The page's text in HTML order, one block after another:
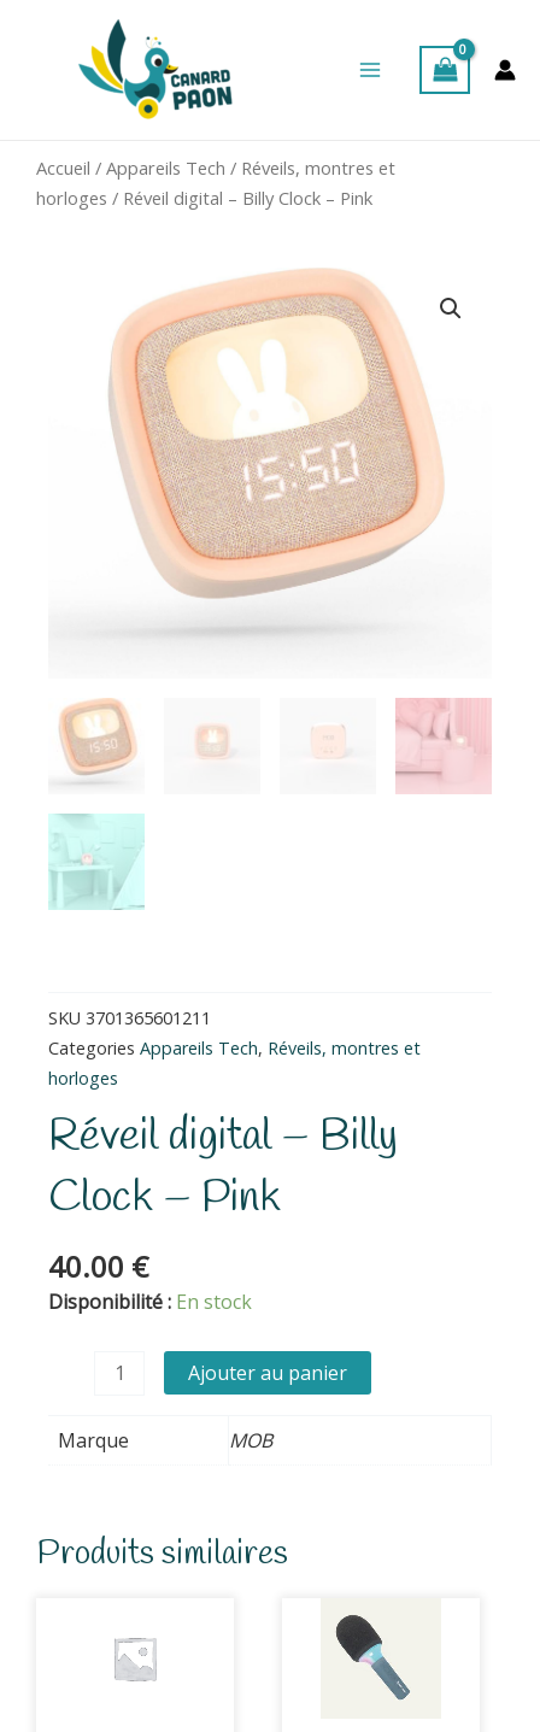
Menu
Accueil / Appareils Tech / Réveils, montres et
horloges / Réveil digital – Billy Clock – Pink
SKU 3701365601211
Categories Appareils Tech, Réveils, montres et
horloges
Réveil digital – Billy
Clock – Pink
40.00 €
Disponibilité : En stock
quantité
Billy
Pink
Ajouter au panier
Marque MOB
Produits similaires